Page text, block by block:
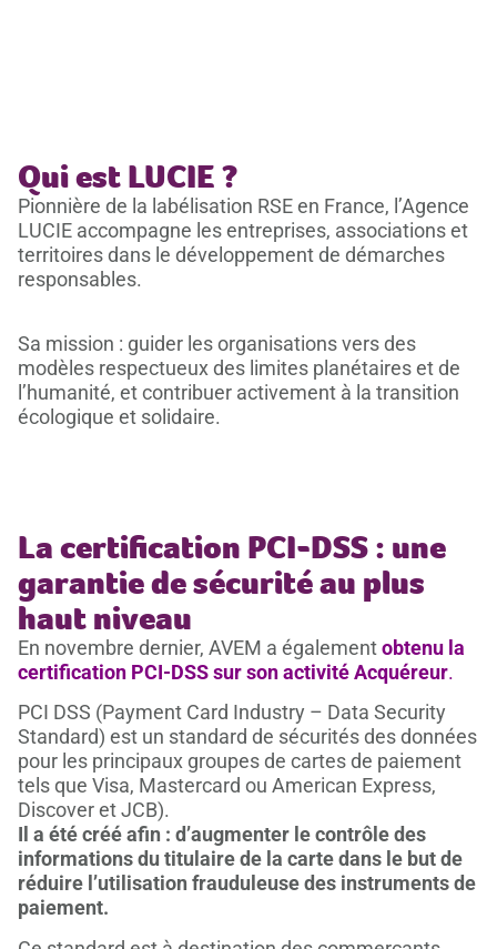
Qui est LUCIE ?
Pionnière de la labélisation RSE en France, l’Agence
LUCIE accompagne les entreprises, associations et
territoires dans le développement de démarches
responsables.
Sa mission : guider les organisations vers des
modèles respectueux des limites planétaires et de
l’humanité, et contribuer activement à la transition
écologique et solidaire.
La certification PCI-DSS : une
garantie de sécurité au plus
haut niveau
En novembre dernier, AVEM a égalementobtenu la
certification PCI-DSS sur son activité Acquéreur.
PCI DSS (Payment Card Industry – Data Security
Standard) est un standard de sécurités des données
pour les principaux groupes de cartes de paiement
tels que Visa, Mastercard ou American Express,
Discover et JCB).
Il a été créé afin : d’augmenter le contrôle des
informations du titulaire de la carte dans le but de
réduire l’utilisation frauduleuse des instruments de
paiement.